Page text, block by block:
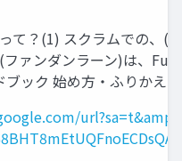
て？(1) スクラムでの、(
ァンダンラーン)は、
ブック 始め方・ふりかえ